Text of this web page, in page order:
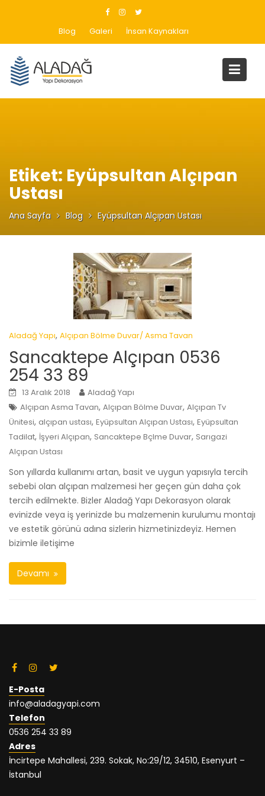
Blog Galeri İnsan Kaynakları
Etiket: Eyüpsultan Alçıpan
Ustası
Ana Sayfa Blog Eyüpsultan Alçıpan Ustası
Aladağ Yapı, Alçıpan Bölme Duvar/ Asma Tavan
Sancaktepe Alçıpan 0536
254 33 89
13 Aralık 2018
Aladağ Yapı
Alçıpan Asma Tavan, Alçıpan Bölme Duvar, Alçıpan Tv
Ünitesi, alçıpan ustası, Eyüpsultan Alçıpan Ustası, Eyüpsultan
Tadilat, İşyeri Alçıpan, Sancaktepe Bçlme Duvar, Sarıgazi
Alçıpan Ustası
Son yıllarda kullanımı artan, basit ve uygun yapısıyla tercih
sebebi olan alçıpan malzemesi her geçen gün daha çok
tercih edilmekte. Bizler Aladağ Yapı Dekorasyon olarak
evinizde veya iş yerinizde bu malzemenin kurulumu montajı
ve estetik görünü adına sizlerin hizmetinizdeyiz. Hemen
bizimle iletişime
Devamı
E-Posta
info@aladagyapi.com
Telefon
0536 254 33 89
Adres
İncirtepe Mahallesi, 239. Sokak, No:29/12, 34510, Esenyurt –
İstanbul